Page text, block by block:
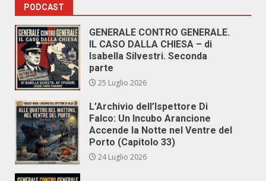
PODCAST
GENERALE CONTRO GENERALE.
IL CASO DALLA CHIESA – di
Isabella Silvestri. Seconda
parte
25 Luglio 2026
L’Archivio dell’Ispettore Di
Falco: Un Incubo Arancione
Accende la Notte nel Ventre del
Porto (Capitolo 33)
24 Luglio 2026